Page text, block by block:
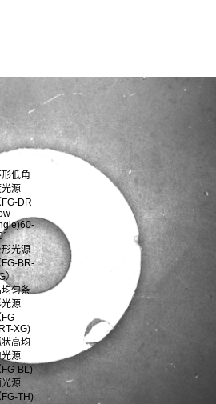
低角
源
FG-DR
光源
FG-BR-
）
均匀条
源
FG-
XG)
高均
源
FG-BL)
光源
FG-TH)